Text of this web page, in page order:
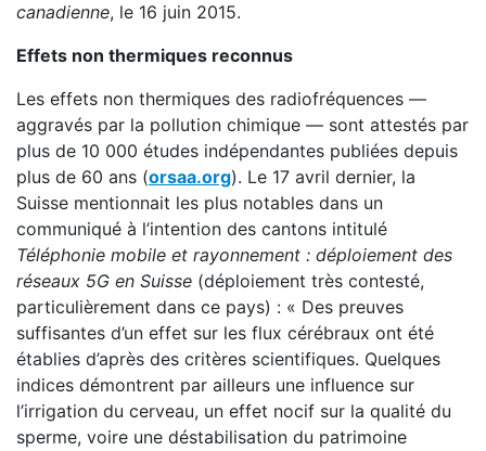
canadienne, le 16 juin 2015.
Effets non thermiques reconnus
Les effets non thermiques des radiofréquences —
aggravés par la pollution chimique — sont attestés par
plus de 10 000 études indépendantes publiées depuis
plus de 60 ans (orsaa.org). Le 17 avril dernier, la
Suisse mentionnait les plus notables dans un
communiqué à l’intention des cantons intitulé
Téléphonie mobile et rayonnement : déploiement des
réseaux 5G en Suisse (déploiement très contesté,
particulièrement dans ce pays) : « Des preuves
suffisantes d’un effet sur les flux cérébraux ont été
établies d’après des critères scientifiques. Quelques
indices démontrent par ailleurs une influence sur
l’irrigation du cerveau, un effet nocif sur la qualité du
sperme, voire une déstabilisation du patrimoine